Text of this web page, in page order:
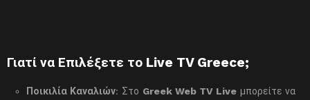
Γιατί να Επιλέξετε το Live TV Greece;
Ποικιλία Καναλιών: Στο Greek Web TV Live μπορείτε να